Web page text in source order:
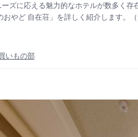
ズに応える魅力的なホテルが数多く
おやど 自在荘」を詳しく紹介します。
いもの部